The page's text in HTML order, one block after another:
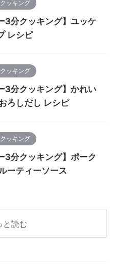
ッキング
3分クッキング】ユッケ
レシピ
ッキング
3分クッキング】かれい
ろしだし レシピ
ッキング
3分クッキング】ポーク
ーティーソース
と読む